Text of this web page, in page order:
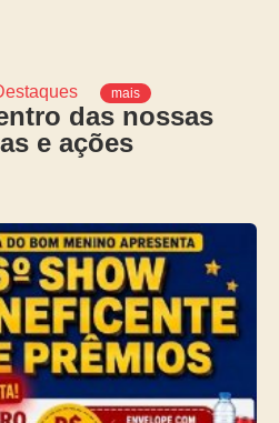
mais
das nossas
e ações